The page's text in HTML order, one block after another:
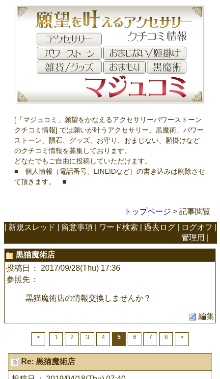
[「マジュコミ」願望をかなえるアクセサリーパワーストーン
クチコミ情報] では願いが叶うアクセサリー、黒魔術、パワー
ストーン、隕石、グッズ、お守り、おまじない、願掛けなど
のクチコミ情報を募集しております。
どなたでもご自由に投稿していただけます。
■ 個人情報（電話番号、LINEIDなど）の書き込みは削除させ
て頂きます。 ■
トップページ > 記事閲覧
新規スレッド 留意事項 ワード検索 過去ログ ログオフ
管理用
黒猫魔術店
投稿日
： 2017/09/28(Thu) 17:36
参照先 ：
黒猫魔術店の情報交換しませんか？
編集
< 1 2 3 4 5 6 7 8 >
Re: 黒猫魔術店